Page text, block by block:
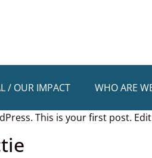
/ OUR IMPACT WHO ARE
This is your first post.